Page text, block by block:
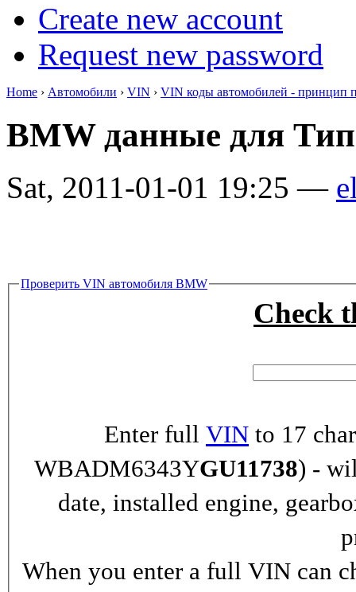
Create new account
Request new password
Home › Автомобили › VIN › VIN коды автомобилей - принцип
BMW данные для
Sat, 2011-01-01 19:25 —
Проверить VIN автомобиля BMW
Check
Enter full VIN to 17
WBADM6343YGU11738) -
date, installed engine,
When you enter a full VIN can